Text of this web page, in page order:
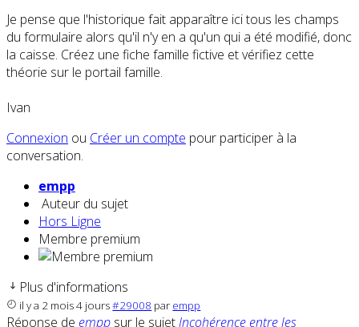
Je pense que l'historique fait apparaître ici tous les champs
du formulaire alors qu'il n'y en a qu'un qui a été modifié, donc
la caisse. Créez une fiche famille fictive et vérifiez cette
théorie sur le portail famille.
Ivan
Connexion ou Créer un compte pour participer à la
conversation.
empp
Auteur du sujet
Hors Ligne
Membre premium
Plus d'informations
il y a 2 mois 4 jours#29008 par empp
Réponse de empp sur le sujetIncohérence entre les